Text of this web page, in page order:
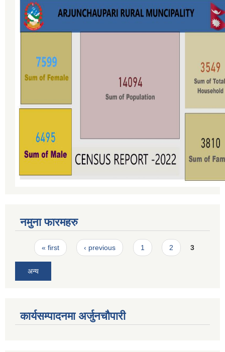
नमुना फारमहरु
Pages
« first ‹ previous 1 2 3
अन्य
कार्यसम्पादनमा अर्जुनचौपारी